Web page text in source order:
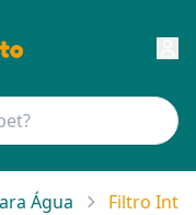
Água Filtro